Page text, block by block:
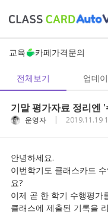
교육 카페가격문의
전체보기 업데
기말 평가자료 정리엔
운영자 | 2019.11.19
안녕하세요.
이번학기도 클래스카드
요?
이제 곧 한 학기 수행평가
클래스에 제출된 기록을